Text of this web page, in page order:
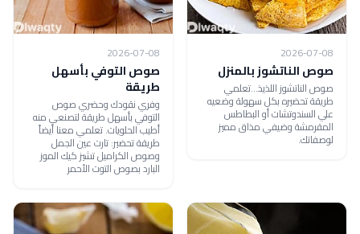
2026-07-08
صوص الناتشوز بالمنزل
صوص الناتشوز اللذيذ...تعلمي
طريقة تحضيره بكل سهولة وضعيه
علي السندوتشات أو البطاطس
المقرمشة وضيفي مذاق مميز
لوصفاتك.
2026-07-08
صوص التوفي بأسهل
طريقة
وفري نقودك وحضري صوص
التوفي بأسهل طريقة لتصنعي منه
أطيب الحلويات. تعلمي معنا أيضاً
طريقة تحضير: تارت عين الجمل
وصوص الكراميل تشيز كيك الموز
البارد بصوص التوت الأحمر